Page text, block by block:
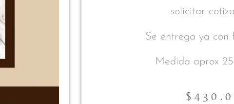
solicitar
Se entrega ya con
Medida aprox
$